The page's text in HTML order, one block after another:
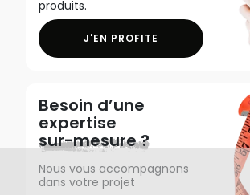
produits.
J'EN PROFITE
Besoin d’une
expertise
sur-mesure ?
Nous vous accompagnons
dans votre projet